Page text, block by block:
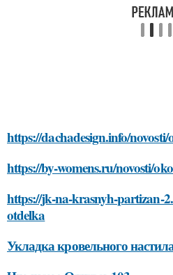
https://dachadesign.info/
https://by-womens.ru/novosti/
https://jk-na-krasnyh-partizan-
otdelka
Укладка кровельного